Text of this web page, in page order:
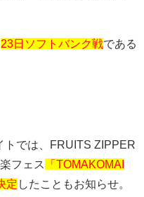
23日ソフトバンク戦である
では、
FRUITS ZIPPER
フェス
「TOMAKOMAI
定 したこともお知らせ。